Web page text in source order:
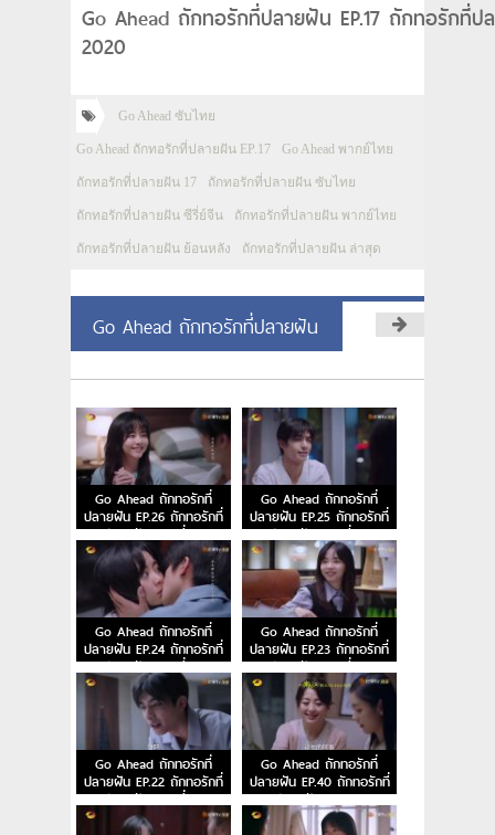
Go Ahead ถักทอรักที่ปลายฝัน EP.17 ถักทอรักที่
2020
Go Ahead ซับไทย
Go Ahead ถักทอรักที่ปลายฝัน EP.17 Go Ahead พากย์ไทย
ถักทอรักที่ปลายฝัน 17 ถักทอรักที่ปลายฝัน ซับไทย
ถักทอรักที่ปลายฝัน ซีรี่ย์จีน ถักทอรักที่ปลายฝัน พากย์ไทย
ถักทอรักที่ปลายฝัน ย้อนหลัง ถักทอรักที่ปลายฝัน ล่าสุด
Go Ahead ถักทอรักที่ปลายฝัน
Go Ahead ถักทอรักที่
ปลายฝัน EP.26 ถักทอรักที่
ปลายฝัน ตอนที่ 26
Go Ahead ถักทอรักที่
ปลายฝัน EP.25 ถักทอรักที่
ปลายฝัน ตอนที่ 25
Go Ahead ถักทอรักที่
ปลายฝัน EP.24 ถักทอรักที่
ปลายฝัน ตอนที่ 24
Go Ahead ถักทอรักที่
ปลายฝัน EP.23 ถักทอรักที่
ปลายฝัน ตอนที่ 23
Go Ahead ถักทอรักที่
ปลายฝัน EP.22 ถักทอรักที่
ปลายฝัน ตอนที่ 22
Go Ahead ถักทอรักที่
ปลายฝัน EP.40 ถักทอรักที่
ปลายฝัน ตอนจบ